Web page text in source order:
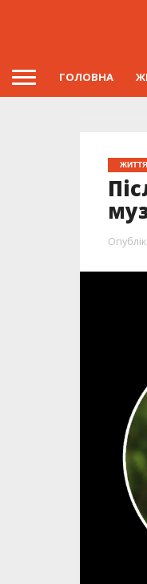
ГОЛОВНА
ЖИТТЯ